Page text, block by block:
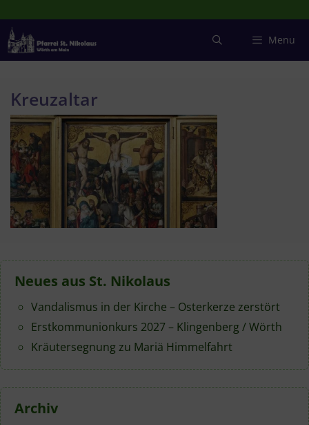
Inhalt
springen
Menu
Kreuzaltar
Neues aus St. Nikolaus
Vandalismus in der Kirche – Osterkerze zerstört
Erstkommunionkurs 2027 – Klingenberg / Wörth
Kräutersegnung zu Mariä Himmelfahrt
Archiv